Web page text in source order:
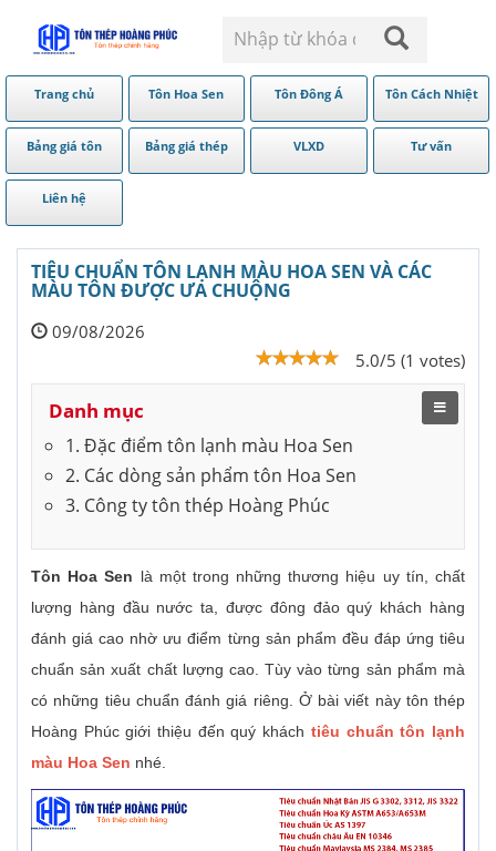
Trang chủ Tôn Hoa Sen Tôn Đông Á Tôn Cách Nhiệt
Bảng giá tôn Bảng giá thép VLXD Tư vấn
Liên hệ
TIÊU CHUẨN TÔN LẠNH MÀU HOA SEN VÀ CÁC
MÀU TÔN ĐƯỢC ƯA CHUỘNG
09/08/2026
5.0/5 (1 votes)
Danh mục
1. Đặc điểm tôn lạnh màu Hoa Sen
2. Các dòng sản phẩm tôn Hoa Sen
3. Công ty tôn thép Hoàng Phúc
Tôn Hoa Sen là một trong những thương hiệu uy tín, chất
lượng hàng đầu nước ta, được đông đảo quý khách hàng
đánh giá cao nhờ ưu điểm từng sản phẩm đều đáp ứng tiêu
chuẩn sản xuất chất lượng cao. Tùy vào từng sản phẩm mà
có những tiêu chuẩn đánh giá riêng. Ở bài viết này tôn thép
Hoàng Phúc giới thiệu đến quý khách tiêu chuẩn tôn lạnh
màu Hoa Sen nhé.